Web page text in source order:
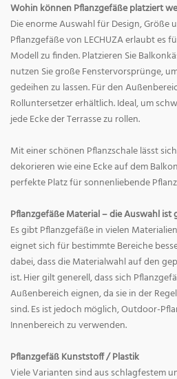
Wohin können Pflanzgefäße platziert
Die enorme Auswahl für Design, Größe
Pflanzgefäße von LECHUZA erlaubt es
Modell zu finden. Platzieren Sie
nutzen Sie große Fenstervorsprünge,
gedeihen zu lassen. Für den
Rolluntersetzer erhältlich. Ideal, um
jede Ecke der Terrasse zu rollen.
Mit einer schönen Pflanzschale lässt
dekorieren wie eine Ecke auf dem
perfekte Platz für sonnenliebende
Pflanzgefäße Material – die Auswahl ist
Es gibt Pflanzgefäße in vielen
eignet sich für bestimmte Bereiche
dabei, dass die Materialwahl auf den
ist. Hier gilt generell, dass sich
Außenbereich eignen, da sie in der
sind. Es ist jedoch möglich, Outdoor-
Innenbereich zu verwenden.
Pflanzgefäß Kunststoff / Plastik
Viele Varianten sind aus schlagfestem